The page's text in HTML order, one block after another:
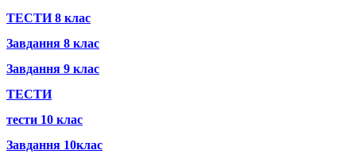
ТЕСТИ 8 клас
Завдання 8 клас
Завдання 9 клас
ТЕСТИ
тести 10 клас
Завдання 10клас